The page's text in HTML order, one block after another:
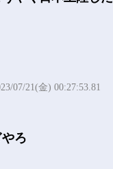
07/21(金) 00:27:53.81
ろ